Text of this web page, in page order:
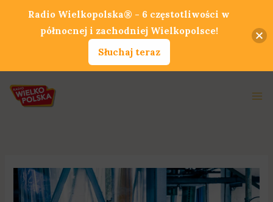
Radio Wielkopolska® - 6 częstotliwości w
północnej i zachodniej Wielkopolsce!
Słuchaj teraz